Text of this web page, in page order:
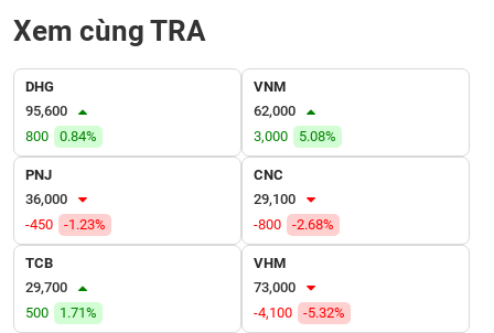
Xem cùng TRA
DHG
95,600
800
0.84%
VNM
62,000
3,000
5.08%
PNJ
36,000
-450
-1.23%
CNC
29,100
-800
-2.68%
TCB
29,700
500
1.71%
VHM
73,000
-4,100
-5.32%
TRUYỀN
BẤT
ĐỘNG